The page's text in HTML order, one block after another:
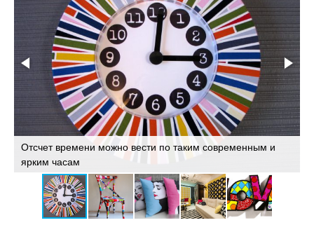
Отсчет времени можно вести по таким современным и
ярким часам